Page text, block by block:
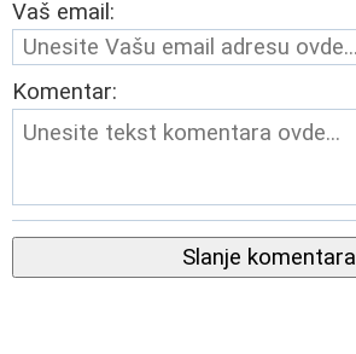
Vaš email:
Komentar:
Slanje komentara